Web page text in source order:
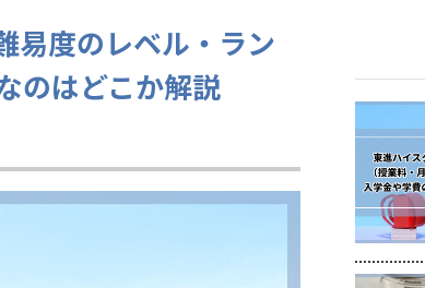
易度のレベル・ラン
のはどこか解説